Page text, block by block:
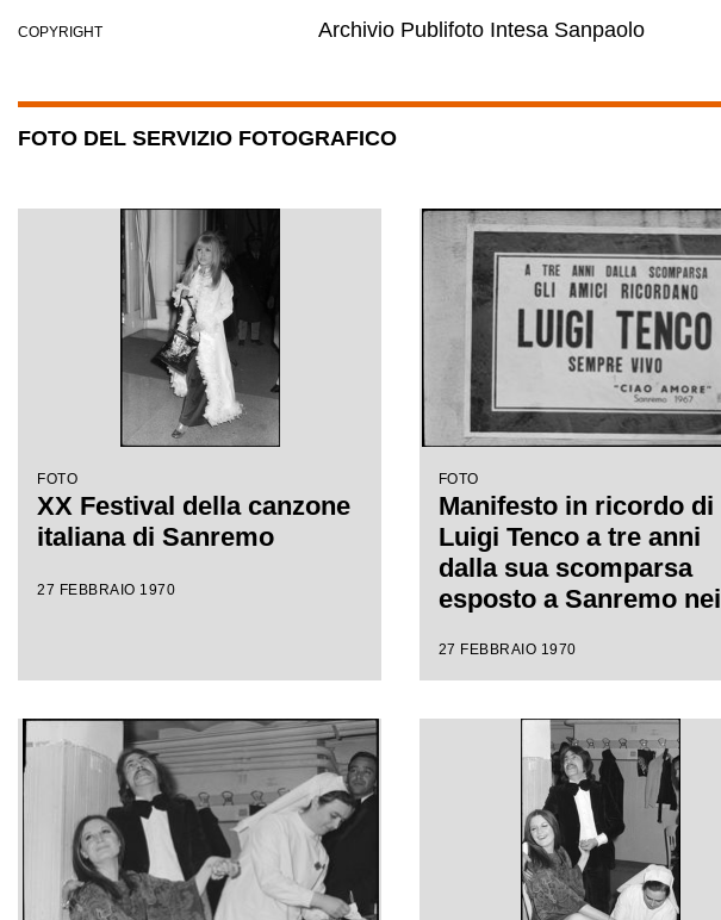
COPYRIGHT Archivio Publifoto Intesa Sanpaolo
FOTO DEL SERVIZIO FOTOGRAFICO
FOTO
XX Festival della canzone
italiana di Sanremo
27 FEBBRAIO 1970
FOTO
Manifesto in ricordo di
Luigi Tenco a tre anni
dalla sua scomparsa
esposto a Sanremo nei
della canzone italiana
27 FEBBRAIO 1970